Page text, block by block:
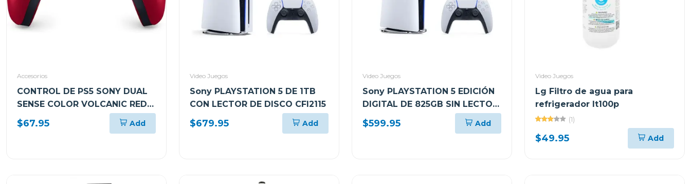
Accesorios
CONTROL DE PS5 SONY DUAL
SENSE COLOR VOLCANIC RED
CFIZCT1W
$67.95 Add
Video Juegos
Sony PLAYSTATION 5 DE 1TB
CON LECTOR DE DISCO CFI2115
$679.95 Add
Video Juegos
Sony PLAYSTATION 5 EDICIÓN
DIGITAL DE 825GB SIN LECTOR
DE DISCO CFI2115
$599.95 Add
Video Juegos
Lg Filtro de agua para
refrigerador lt100p
(1)
$49.95 Add